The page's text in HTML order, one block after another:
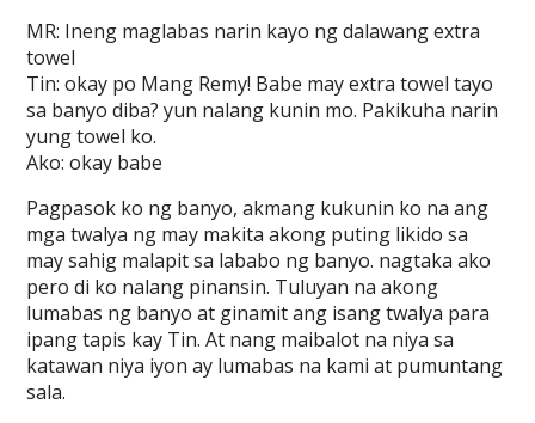
MR: Ineng maglabas narin kayo ng dalawang extra
towel
Tin: okay po Mang Remy! Babe may extra towel tayo
sa banyo diba? yun nalang kunin mo. Pakikuha narin
yung towel ko.
Ako: okay babe
Pagpasok ko ng banyo, akmang kukunin ko na ang
mga twalya ng may makita akong puting likido sa
may sahig malapit sa lababo ng banyo. nagtaka ako
pero di ko nalang pinansin. Tuluyan na akong
lumabas ng banyo at ginamit ang isang twalya para
ipang tapis kay Tin. At nang maibalot na niya sa
katawan niya iyon ay lumabas na kami at pumuntang
sala.